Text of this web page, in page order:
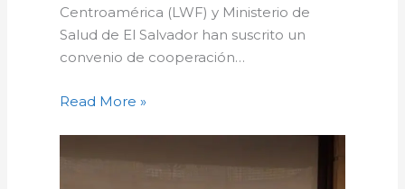
Centroamérica (LWF) y Ministerio de
Salud de El Salvador han suscrito un
convenio de cooperación…
Read More »